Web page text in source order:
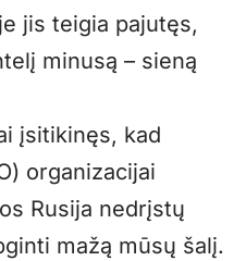
jis teigia pajutęs,
minusą – sieną
įsitikinęs, kad
organizacijai
Rusija nedrįstų
mažą mūsų šalį.